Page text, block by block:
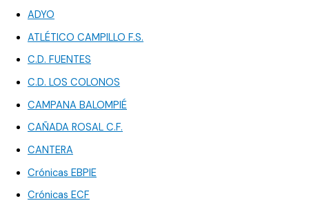
ADYO
ATLÉTICO CAMPILLO F.S.
C.D. FUENTES
C.D. LOS COLONOS
CAMPANA BALOMPIÉ
CAÑADA ROSAL C.F.
CANTERA
Crónicas EBPIE
Crónicas ECF